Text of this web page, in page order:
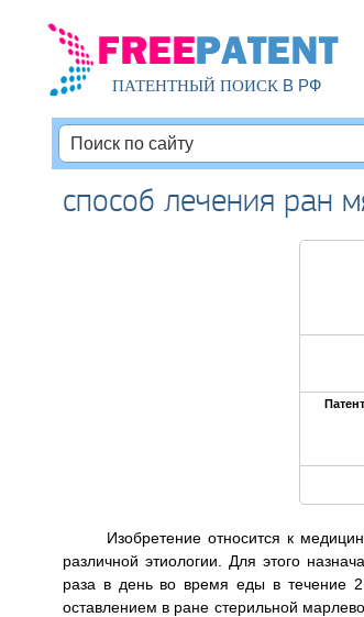
ПАТЕНТНЫЙ ПОИСКВ РФ
способ лечения ран
Изобретение относится к
различной этиологии. Для этого
раза в день во время еды в течение
оставлением в ране стерильной